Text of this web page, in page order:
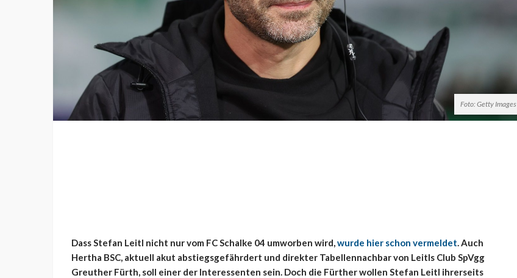
Foto: Getty Images
Dass Stefan Leitl nicht nur vom FC Schalke 04 umworben wird,wurde hier schon vermeldet. Auch
Hertha BSC, aktuell akut abstiegsgefährdert und direkter Tabellennachbar von Leitls Club SpVgg
Greuther Fürth, soll einer der Interessenten sein. Doch die Fürther wollen Stefan Leitl ihrerseits